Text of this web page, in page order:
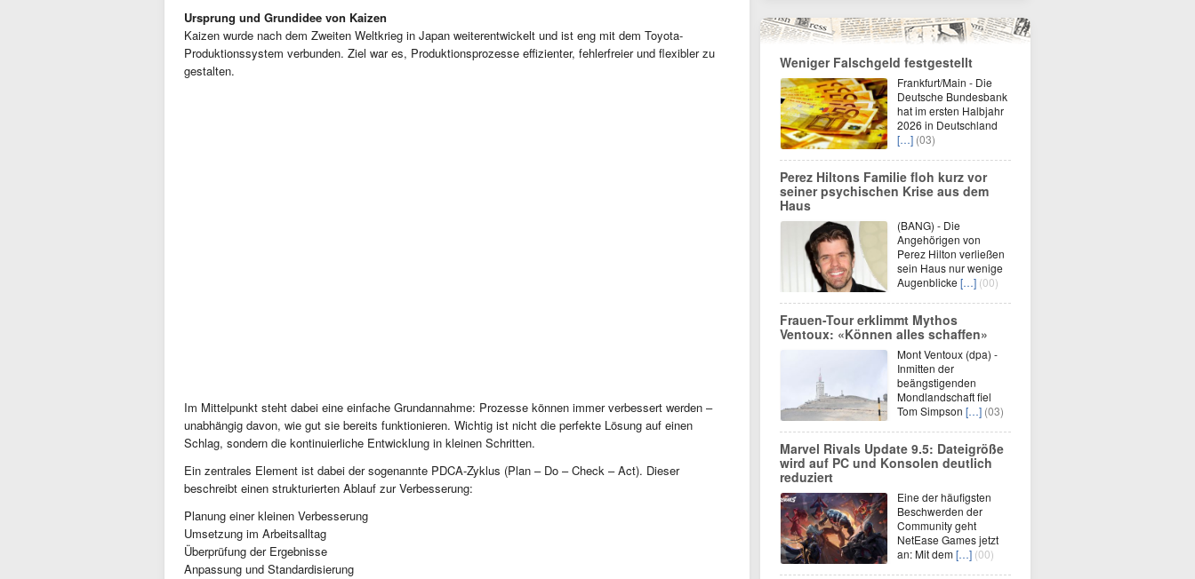
Ursprung und Grundidee von Kaizen
Kaizen wurde nach dem Zweiten Weltkrieg in Japan weiterentwickelt und ist eng mit dem Toyota-
Produktionssystem verbunden. Ziel war es, Produktionsprozesse effizienter, fehlerfreier und flexibler zu
gestalten.
Im Mittelpunkt steht dabei eine einfache Grundannahme: Prozesse können immer verbessert werden –
unabhängig davon, wie gut sie bereits funktionieren. Wichtig ist nicht die perfekte Lösung auf einen
Schlag, sondern die kontinuierliche Entwicklung in kleinen Schritten.
Ein zentrales Element ist dabei der sogenannte PDCA-Zyklus (Plan – Do – Check – Act). Dieser
beschreibt einen strukturierten Ablauf zur Verbesserung:
Planung einer kleinen Verbesserung
Umsetzung im Arbeitsalltag
Überprüfung der Ergebnisse
Anpassung und Standardisierung
Weniger Falschgeld festgestellt
Frankfurt/Main - Die
Deutsche Bundesbank
hat im ersten Halbjahr
2026 in Deutschland
[…] (03)
Perez Hiltons Familie floh kurz vor
seiner psychischen Krise aus dem
Haus
(BANG) - Die
Angehörigen von
Perez Hilton verließen
sein Haus nur wenige
Augenblicke […] (00)
Frauen-Tour erklimmt Mythos
Ventoux: «Können alles schaffen»
Mont Ventoux (dpa) -
Inmitten der
beängstigenden
Mondlandschaft fiel
Tom Simpson […] (03)
Marvel Rivals Update 9.5: Dateigröße
wird auf PC und Konsolen deutlich
reduziert
Eine der häufigsten
Beschwerden der
Community geht
NetEase Games jetzt
an: Mit dem[…] (00)